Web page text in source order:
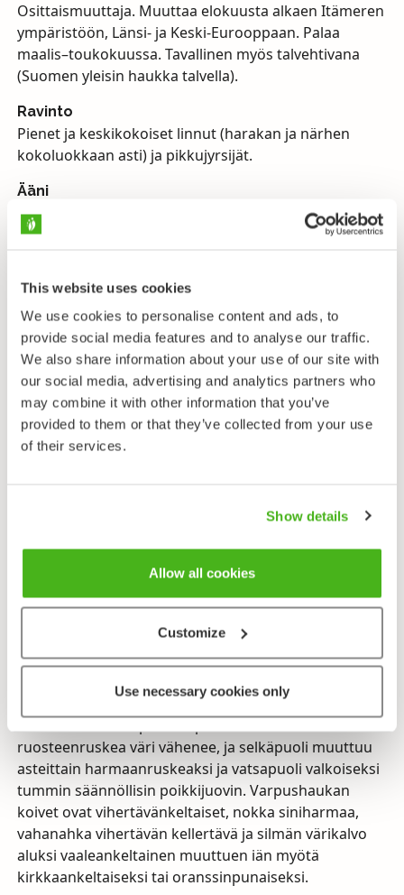
This website uses cookies
We use cookies to personalise content and ads, to
provide social media features and to analyse our traffic.
We also share information about your use of our site with
our social media, advertising and analytics partners who
may combine it with other information that you’ve
provided to them or that they’ve collected from your use
of their services.
Show details
Allow all cookies
Customize
Use necessary cookies only
Osittaismuuttaja. Muuttaa elokuusta alkaen Itämeren
ympäristöön, Länsi- ja Keski-Eurooppaan. Palaa
maalis–toukokuussa. Tavallinen myös talvehtivana
(Suomen yleisin haukka talvella).
Ravinto
Pienet ja keskikokoiset linnut (harakan ja närhen
kokoluokkaan asti) ja pikkujyrsijät.
Ääni
Muistuttaa kanahaukan ääntä, mutta on heikompaa.
Varoitus nakuttava ”ki-ki-ki-ki-ki”.
Elinvoimainen, rauhoitettu.
Varpushaukkakoiras on pienempi kuin naaras.
Varpushaukka eroaa samannäköisestä mutta
suuremmasta kanahaukasta kapeamman
pyrstöntyven, lyhyemmän kyynärsiiven, lyhyemmän
kaulan ja suhteessa suuremman pään perusteella.
Lennossa varpushaukka on T:n muotoinen
vaakaliito. Varpushaukka myös kaartelee mieluusti.
Varpushaukka on yläpuolelta harmaanruskea ja alta
tiheään poikkijuovainen. Vanha koiras muuttuu 3–5
vuoden ikäisenä selkäpuoleltaan vaalean
värin. Naarailta ruosteenpunainen väri jää
puuttumaan, mutta niidenkin selkäpuoli harmaantuu.
Nuori varpushaukka on selkäpuolelta voimakkaan
ruosteenruskea ja rinnan juovien seassa on
ruosteenruskea väri vähenee, ja selkäpuoli muuttuu
asteittain harmaanruskeaksi ja vatsapuoli valkoiseksi
tummin säännöllisin poikkijuovin. Varpushaukan
koivet ovat vihertävänkeltaiset, nokka siniharmaa,
vahanahka vihertävän kellertävä ja silmän värikalvo
aluksi vaaleankeltainen muuttuen iän myötä
kirkkaankeltaiseksi tai oranssinpunaiseksi.